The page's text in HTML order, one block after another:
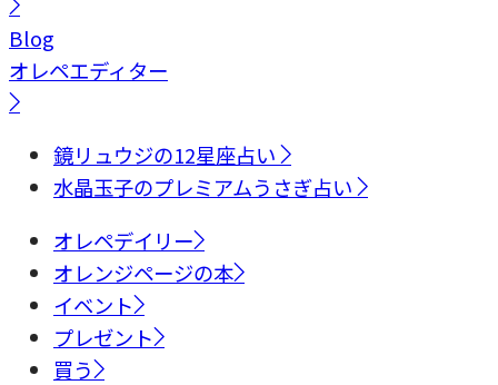
Blog
オレペエディター
鏡リュウジの12星座占い
水晶玉子のプレミアムうさぎ占い
オレペデイリー
オレンジページの本
イベント
プレゼント
買う